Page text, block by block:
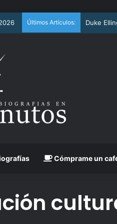
Últimos Artículos: Arthur
Cómprame un